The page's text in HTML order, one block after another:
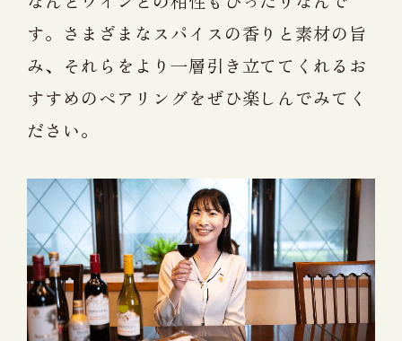
す。さまざまなスパイスの香りと素材の旨
み、それらをより一層引き立ててくれるお
すすめのペアリングをぜひ楽しんでみてく
ださい。